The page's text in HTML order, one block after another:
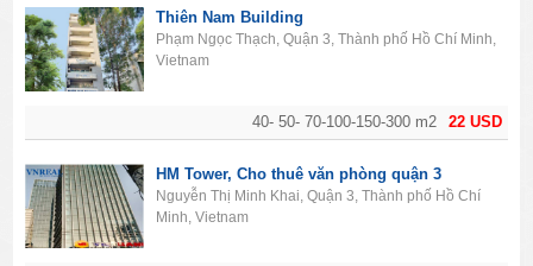
22 USD
40- 50- 70-100-150-300 m2
Thiên Nam Building
Phạm Ngọc Thạch, Quận 3, Thành phố Hồ Chí Minh,
Vietnam
HM Tower, Cho thuê văn phòng quận 3
Nguyễn Thị Minh Khai, Quận 3, Thành phố Hồ Chí
Minh, Vietnam